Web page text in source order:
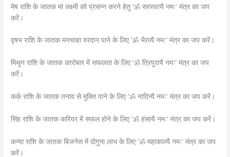
मेष राशि के जातक मां लक्ष्मी को प्रसन्न करने हेतु ‘ॐ सरस्वत्यै नमः’ मंत्र का जप
करें।
वृषभ राशि के जातक मनचाहा वरदान पाने के लिए ‘ॐ भैरव्यै नमः’ मंत्र का जप करें।
मिथुन राशि के जातक कारोबार में सफलता के लिए ‘ॐ त्रिपुरायै नमः’ मंत्र का जप
करें।
कर्क राशि के जातक तनाव से मुक्ति पाने के लिए ‘ॐ नादिन्यै नमः’ मंत्र का जप करें।
सिंह राशि के जातक करियर में सफल होने के लिए ‘ॐ हंसायै नमः’ मंत्र का जप करें।
कन्या राशि के जातक बिजनेस में दोगुना लाभ के लिए ‘ॐ महाकाल्यै नमः’ मंत्र का जप
करें।